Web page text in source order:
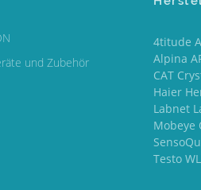
und Zubehör
4titude
Alpina
CAT
Haier
Labnet
Mobeye
Testo